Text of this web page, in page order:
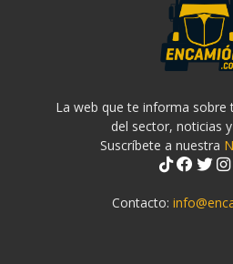
La web que te informa sobre
del sector, noticias
Suscríbete a nuestra
Contacto: